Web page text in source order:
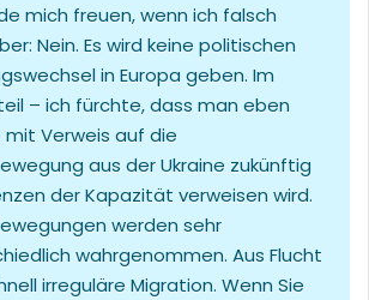
mich freuen, wenn ich falsch
Nein. Es wird keine politischen
in Europa geben. Im
– ich fürchte, dass man eben
Verweis auf die
aus der Ukraine zukünftig
der Kapazität verweisen wird.
werden sehr
wahrgenommen. Aus Flucht
irreguläre Migration. Wenn Sie